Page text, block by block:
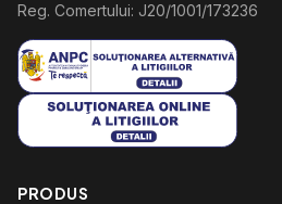
Reg. Comertului: J20/1001/173236
PRODUS